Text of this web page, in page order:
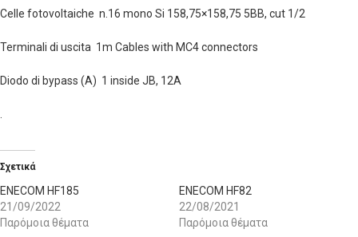
Celle fotovoltaiche n.16 mono Si 158,75×158,75 5BB, cut 1/2
Terminali di uscita 1m Cables with MC4 connectors
Diodo di bypass (A) 1 inside JB, 12A
Σχετικά
ENECOM HF185
21/09/2022
Παρόμοια θέματα
ENECOM HF82
22/08/2021
Παρόμοια θέματα